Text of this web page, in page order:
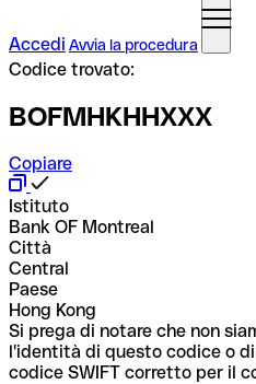
Accedi Avvia la procedura
Codice trovato:
BOFMHKHHXXX
Copiare
Istituto
Bank OF Montreal
Città
Central
Paese
Hong Kong
Si prega di notare che non
l'identità di questo codice o
codice SWIFT corretto per il